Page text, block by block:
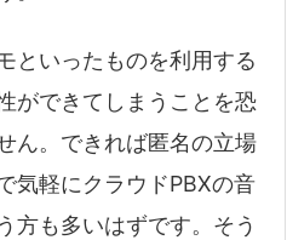
といったものを利用する
ができてしまうことを恐
ん。できれば匿名の立場
気軽にクラウドPBXの音
方も多いはずです。そう